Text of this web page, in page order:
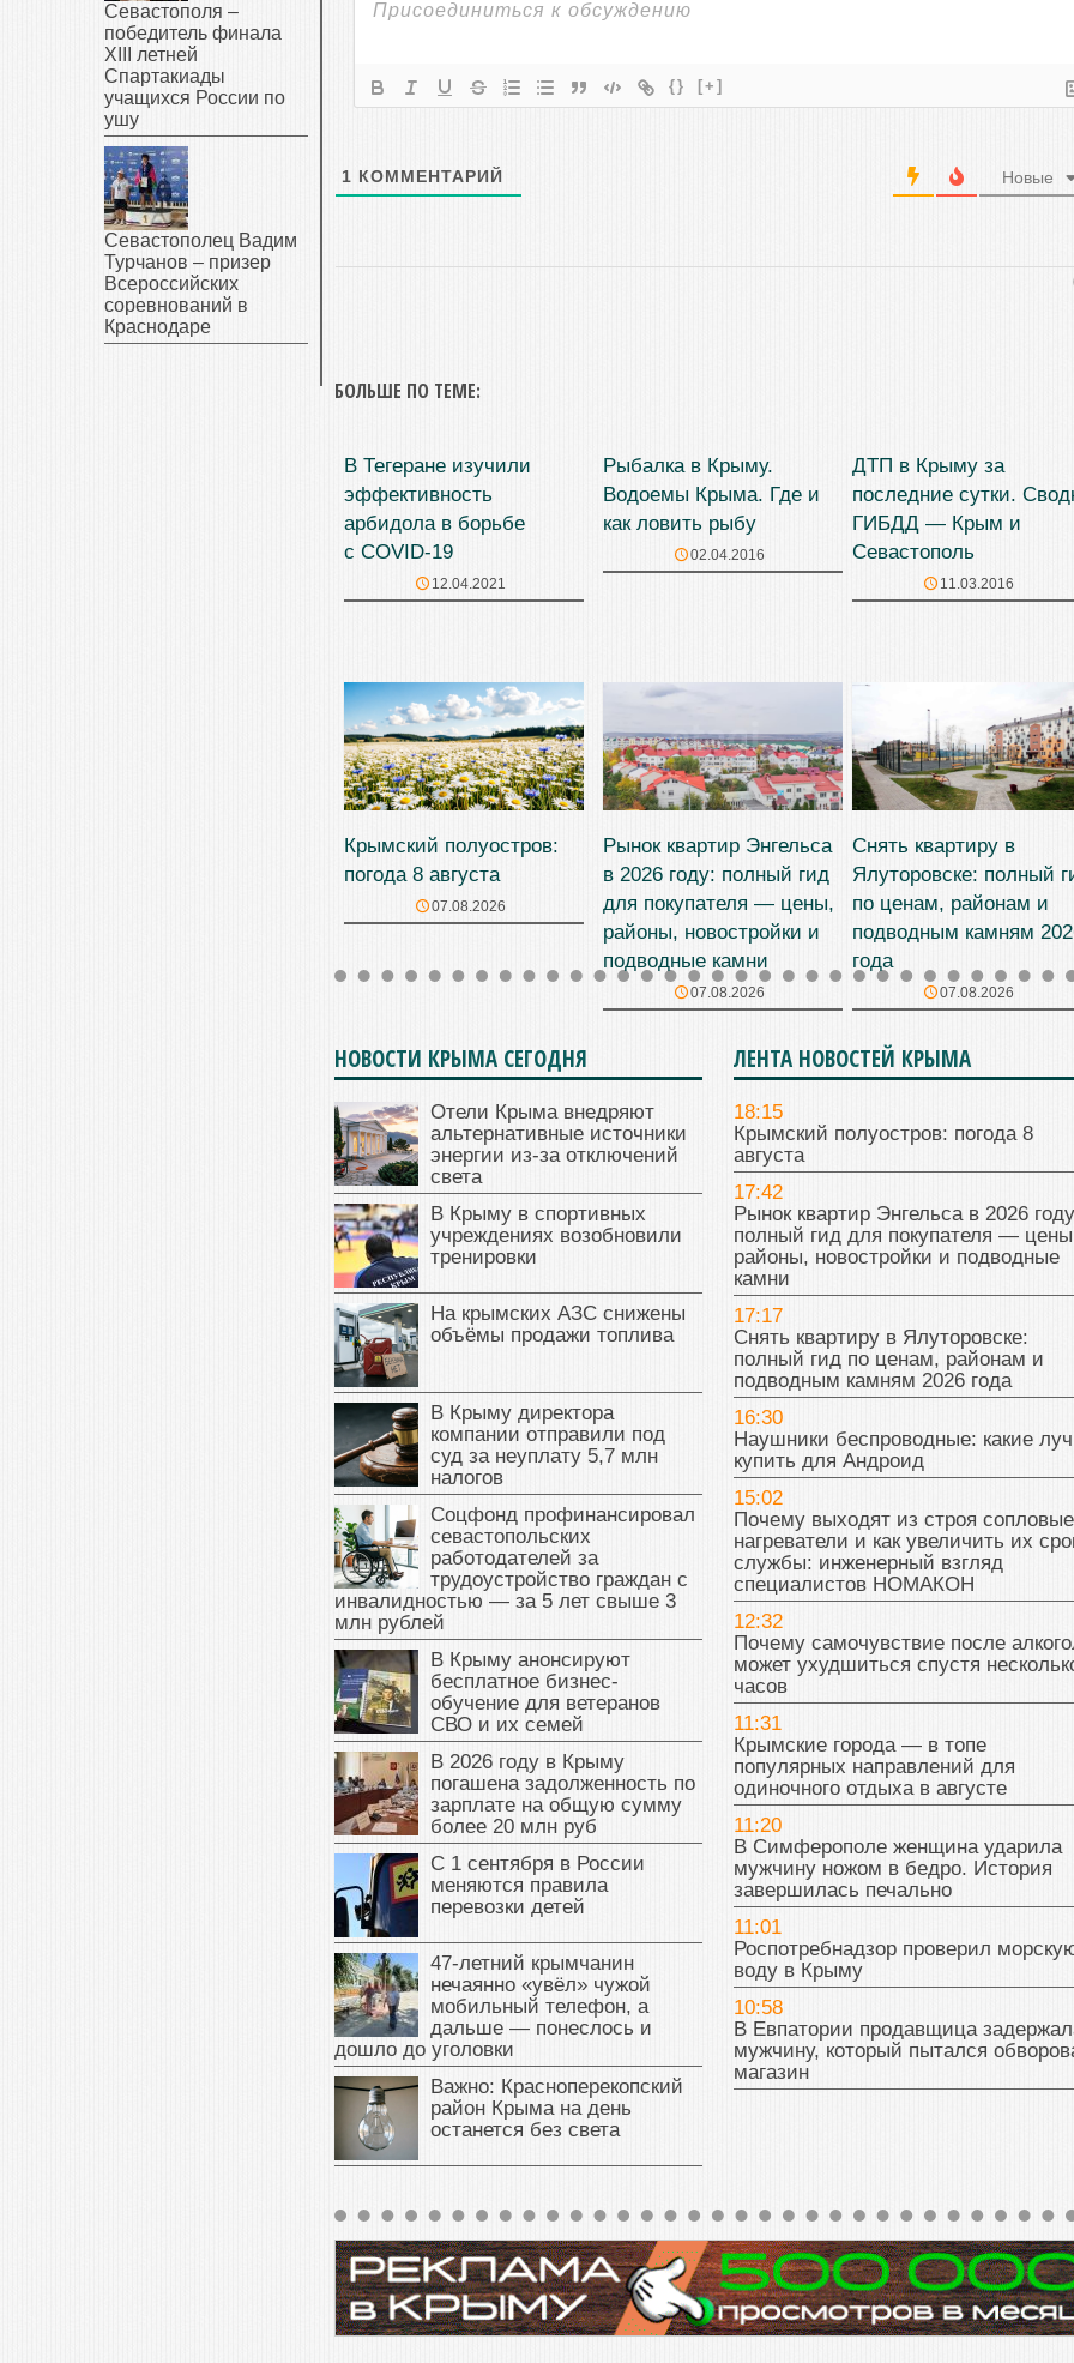
{} [+]
1 КОММЕНТАРИЙ Новые
БОЛЬШЕ ПО ТЕМЕ:
В Тегеране изучили
эффективность
арбидола в борьбе
с COVID-19
12.04.2021
Рыбалка в Крыму.
Водоемы Крыма. Где и
как ловить рыбу
02.04.2016
ДТП в Крыму за
последние сутки.
ГИБДД — Крым и
Севастополь
11.03.2016
Крымский полуостров:
погода 8 августа
07.08.2026
Рынок квартир Энгельса
в 2026 году: полный гид
для покупателя — цены,
районы, новостройки и
подводные камни
07.08.2026
Снять квартиру в
Ялуторовске: полный
по ценам, районам и
подводным камням
года
07.08.2026
НОВОСТИ КРЫМА СЕГОДНЯ
Отели Крыма внедряют
альтернативные источники
энергии из-за отключений
света
В Крыму в спортивных
учреждениях возобновили
тренировки
На крымских АЗС снижены
объёмы продажи топлива
В Крыму директора
компании отправили под
суд за неуплату 5,7 млн
налогов
Соцфонд профинансировал
севастопольских
работодателей за
трудоустройство граждан с
инвалидностью — за 5 лет свыше 3
млн рублей
В Крыму анонсируют
бесплатное бизнес-
обучение для ветеранов
СВО и их семей
В 2026 году в Крыму
погашена задолженность по
зарплате на общую сумму
более 20 млн руб
С 1 сентября в России
меняются правила
перевозки детей
47‑летний крымчанин
нечаянно «увёл» чужой
мобильный телефон, а
дальше — понеслось и
дошло до уголовки
Важно: Красноперекопский
район Крыма на день
останется без света
ЛЕНТА НОВОСТЕЙ КРЫМА
18:15
Крымский полуостров: погода 8
августа
17:42
Рынок квартир Энгельса в 2026
полный гид для покупателя —
районы, новостройки и подводные
камни
17:17
Снять квартиру в Ялуторовске:
полный гид по ценам, районам и
подводным камням 2026 года
16:30
Наушники беспроводные: какие
купить для Андроид
15:02
Почему выходят из строя сопловые
нагреватели и как увеличить их
службы: инженерный взгляд
специалистов НОМАКОН
12:32
Почему самочувствие после
может ухудшиться спустя
часов
11:31
Крымские города — в топе
популярных направлений для
одиночного отдыха в августе
11:20
В Симферополе женщина ударила
мужчину ножом в бедро. История
завершилась печально
11:01
Роспотребнадзор проверил
воду в Крыму
10:58
В Евпатории продавщица
мужчину, который пытался
магазин
Севастополя –
победитель финала
XIII летней
Спартакиады
учащихся России по
ушу
Севастополец Вадим
Турчанов – призер
Всероссийских
соревнований в
Краснодаре